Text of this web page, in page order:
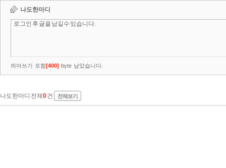
나도한마디
띄어쓰기 포함[400] byte 남았습니다.
나도한마디 전체 0건 전체보기